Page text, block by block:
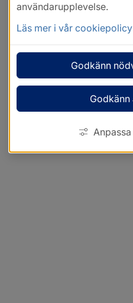
användarupplevelse.
Läs mer i vår cookiepolicy
Godkänn